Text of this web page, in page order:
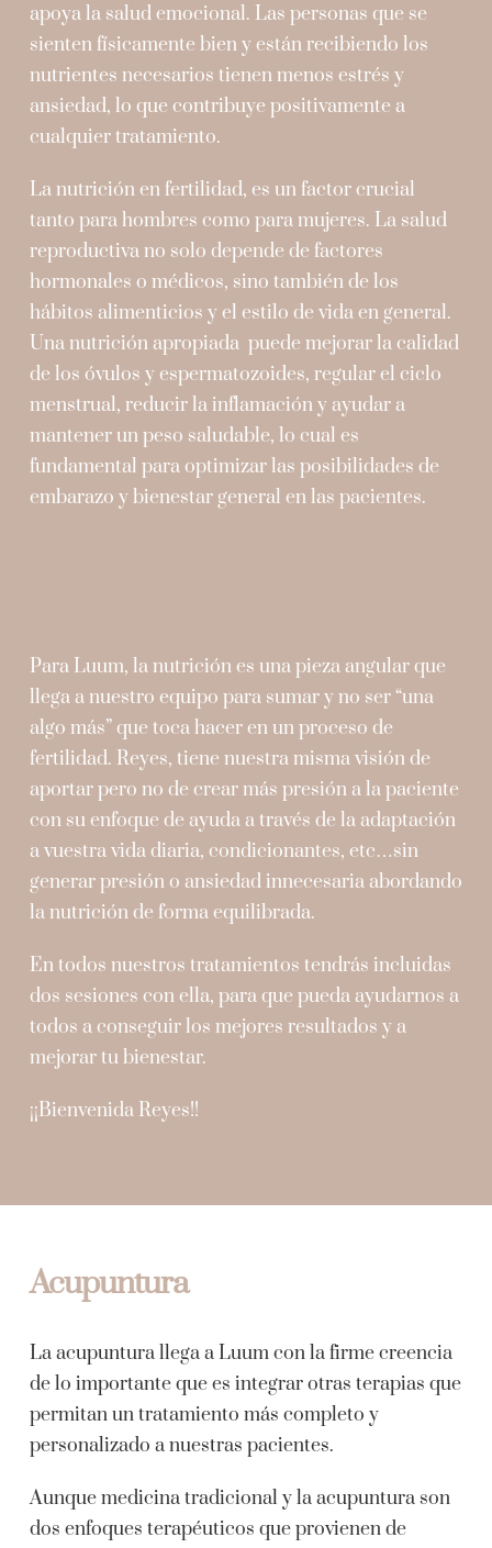
apoya la salud emocional. Las personas que se
sienten físicamente bien y están recibiendo los
nutrientes necesarios tienen menos estrés y
ansiedad, lo que contribuye positivamente a
cualquier tratamiento.
La nutrición en fertilidad, es un factor crucial
tanto para hombres como para mujeres. La salud
reproductiva no solo depende de factores
hormonales o médicos, sino también de los
hábitos alimenticios y el estilo de vida en general.
Una nutrición apropiada puede mejorar la calidad
de los óvulos y espermatozoides, regular el ciclo
menstrual, reducir la inflamación y ayudar a
mantener un peso saludable, lo cual es
fundamental para optimizar las posibilidades de
embarazo y bienestar general en las pacientes.
Para Luum, la nutrición es una pieza angular que
llega a nuestro equipo para sumar y no ser “una
algo más” que toca hacer en un proceso de
fertilidad. Reyes, tiene nuestra misma visión de
aportar pero no de crear más presión a la paciente
con su enfoque de ayuda a través de la adaptación
a vuestra vida diaria, condicionantes, etc…sin
generar presión o ansiedad innecesaria abordando
la nutrición de forma equilibrada.
En todos nuestros tratamientos tendrás incluidas
dos sesiones con ella, para que pueda ayudarnos a
todos a conseguir los mejores resultados y a
mejorar tu bienestar.
¡¡Bienvenida Reyes!!
Acupuntura
La acupuntura llega a Luum con la firme creencia
de lo importante que es integrar otras terapias que
permitan un tratamiento más completo y
personalizado a nuestras pacientes.
Aunque medicina tradicional y la acupuntura son
dos enfoques terapéuticos que provienen de